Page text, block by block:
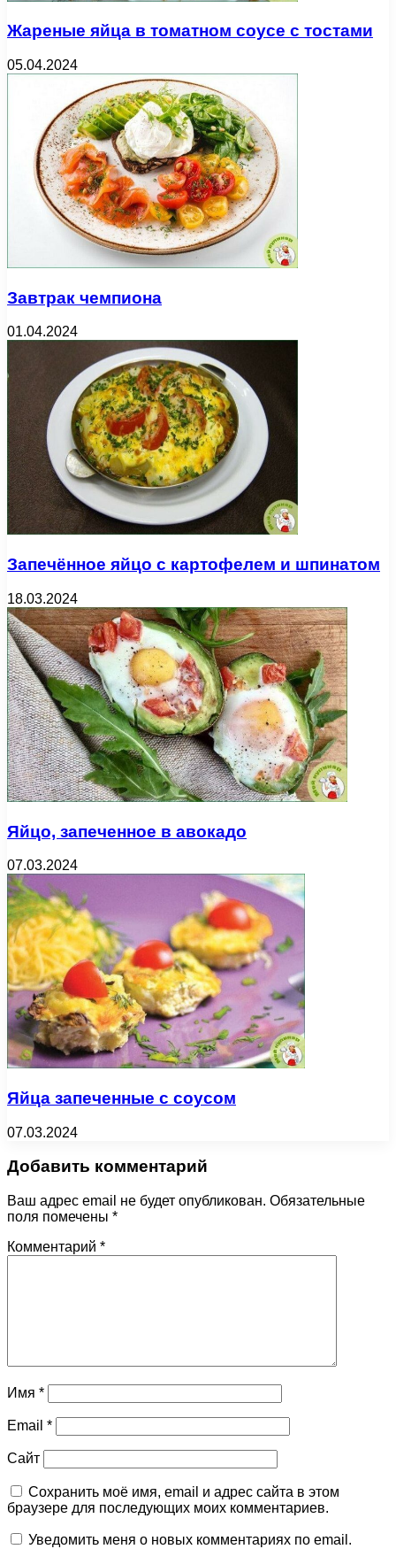
Жареные яйца в томатном соусе с тостами
05.04.2024
Завтрак чемпиона
01.04.2024
Запечённое яйцо с картофелем и шпинатом
18.03.2024
Яйцо, запеченное в авокадо
07.03.2024
Яйца запеченные с соусом
07.03.2024
Добавить комментарий
Ваш адрес email не будет опубликован. Обязательные
поля помечены *
Комментарий *
Имя *
Email *
Сайт
Сохранить моё имя, email и адрес сайта в этом
браузере для последующих моих комментариев.
Уведомить меня о новых комментариях по email.